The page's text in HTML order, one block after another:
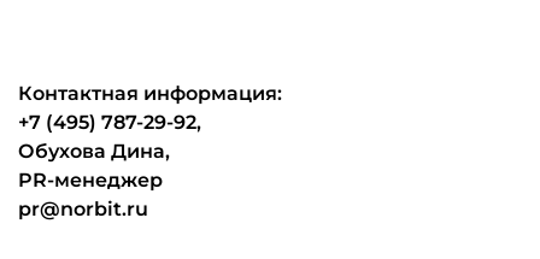
Контактная информация:
+7 (495) 787-29-92,
Обухова Дина,
PR-менеджер
pr@norbit.ru